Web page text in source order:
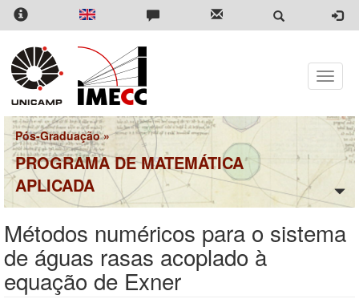
Pular
para
conteúdo
principal
Toggle
Pós-Graduação»
PROGRAMA DE MATEMÁTICA
APLICADA
Métodos numéricos para o sistema
de águas rasas acoplado à
equação de Exner